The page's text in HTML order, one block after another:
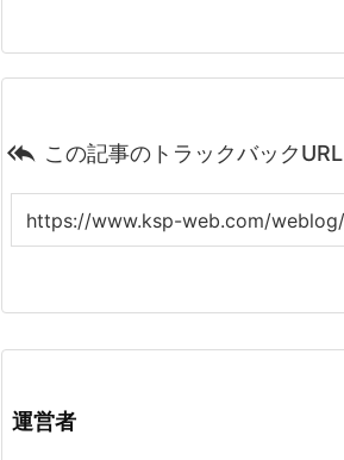
 この記事のトラックバックURL
運営者